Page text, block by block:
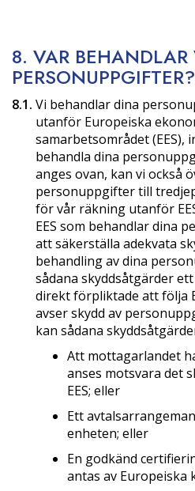
8. VAR
PERSONUPPGIFTER?
8.1. Vi behandlar dina
utanför Europeiska
samarbetsområdet (EES),
behandla dina
anges ovan, kan vi också
personuppgifter till
för vår räkning utanför
EES som behandlar dina
att säkerställa adekvata
behandling av dina
sådana skyddsåtgärder
direkt förpliktade att följa
avser skydd av
kan sådana
Att mottagarlandet
anses motsvara det
EES; eller
Ett
enheten; eller
En godkänd
antas av Europeiska